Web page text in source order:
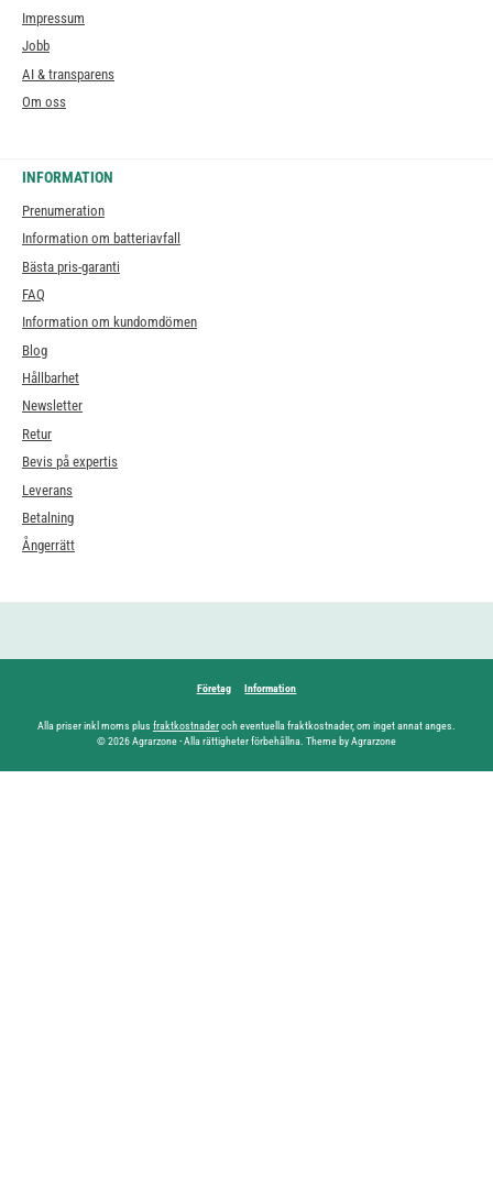
Impressum
Jobb
AI & transparens
Om oss
INFORMATION
Prenumeration
Information om batteriavfall
Bästa pris-garanti
FAQ
Information om kundomdömen
Blog
Hållbarhet
Newsletter
Retur
Bevis på expertis
Leverans
Betalning
Ångerrätt
Företag Information
Alla priser inkl moms plus fraktkostnaderoch eventuella fraktkostnader, om inget annat anges.
© 2026 Agrarzone - Alla rättigheter förbehållna. Theme by Agrarzone